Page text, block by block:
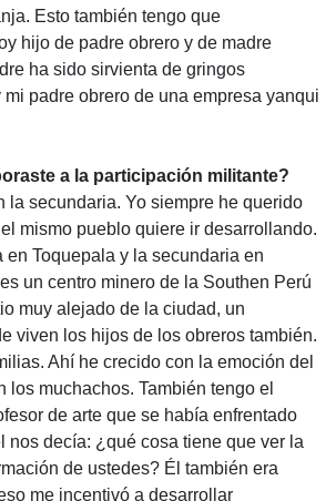
Esto también tengo que
hijo de padre obrero y de madre
ha sido sirvienta de gringos
padre obrero de una empresa yanqui
a la participación militante?
la secundaria. Yo siempre he querido
mismo pueblo quiere ir desarrollando.
en Toquepala y la secundaria en
un centro minero de la Southen Perú
muy alejado de la ciudad, un
viven los hijos de los obreros también.
Ahí he crecido con la emoción del
los muchachos. También tengo el
de arte que se había enfrentado
nos decía: ¿qué cosa tiene que ver la
de ustedes? Él también era
me incentivó a desarrollar